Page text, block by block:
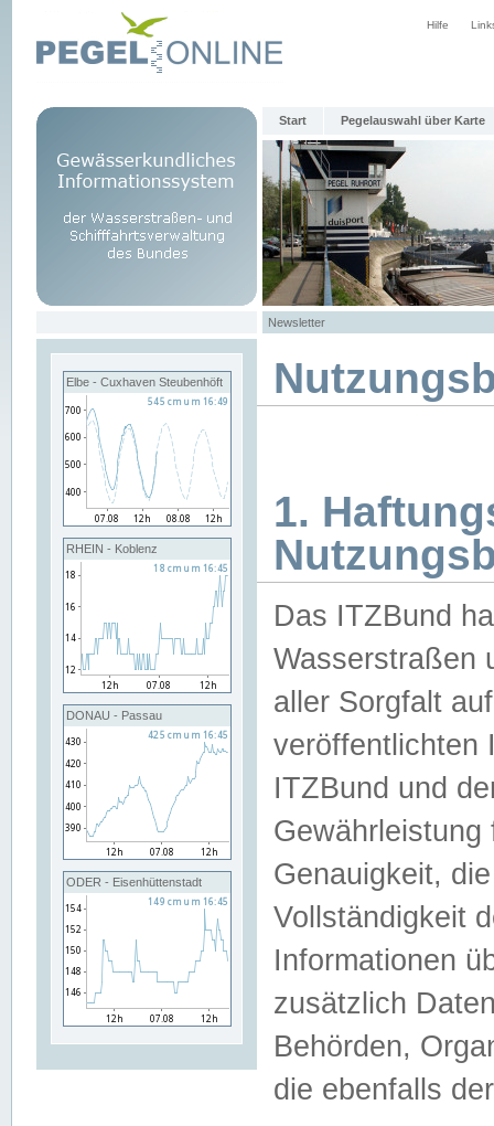
Hilfe
Start Pegelauswahl über Karte
Newsletter
Elbe - Cuxhaven Steubenhöft
RHEIN - Koblenz
DONAU - Passau
ODER - Eisenhüttenstadt
1.
Das ITZBund
Wasserstraßen
aller Sorgfalt
veröffentlichten
ITZBund und
Genauigkeit,
Vollständigkeit
Informationen
zusätzlich
Behörden,
die ebenfalls